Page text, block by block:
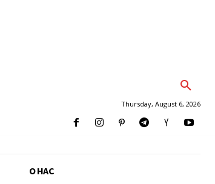
Thursday, August 6, 2026
О НАС